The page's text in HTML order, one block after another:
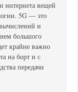
интернета вещей
5G — это
и
большого
крайне важно
на борт и с
передачи